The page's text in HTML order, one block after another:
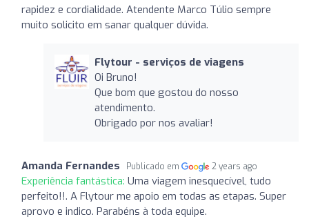
rapidez e cordialidade. Atendente Marco Túlio sempre
muito solicito em sanar qualquer dúvida.
Flytour - serviços de viagens
Oi Bruno!
Que bom que gostou do nosso
atendimento.
Obrigado por nos avaliar!
Amanda Fernandes Publicado em 2 years ago
Experiência fantástica: Uma viagem inesquecível, tudo
perfeito!!. A Flytour me apoio em todas as etapas. Super
aprovo e indico. Parabéns à toda equipe.